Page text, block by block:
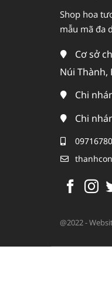
Shop hoa
mẫu mã đa
Cơ sở
Núi Thành,
Chi
Chi
@2022 -